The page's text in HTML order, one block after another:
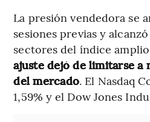
La presión vendedora se
sesiones previas y
sectores del índice
ajuste dejó de limitarse a
del mercado. El Nasdaq
1,59% y el Dow Jones